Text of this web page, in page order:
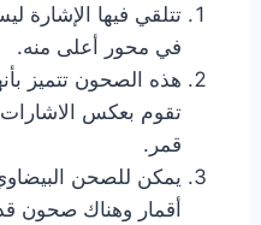
تتلقي فيها
في محور أعلى منه.
هذه الصحون تتميز
تقوم بعكس الاشارات
قمر.